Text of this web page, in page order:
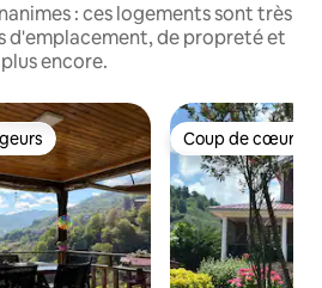
: ces logements sont très
d'emplacement, de propreté et
plus encore.
les plus appréciés Coup de cœur
Coup de cœur